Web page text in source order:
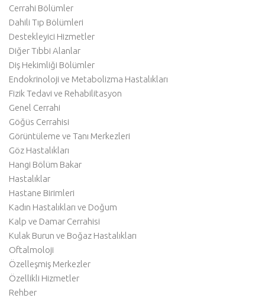
Cerrahi Bölümler
Dahili Tıp Bölümleri
Destekleyici Hizmetler
Diğer Tıbbi Alanlar
Diş Hekimliği Bölümler
Endokrinoloji ve Metabolizma Hastalıkları
Fizik Tedavi ve Rehabilitasyon
Genel Cerrahi
Göğüs Cerrahisi
Görüntüleme ve Tanı Merkezleri
Göz Hastalıkları
Hangi Bölüm Bakar
Hastalıklar
Hastane Birimleri
Kadın Hastalıkları ve Doğum
Kalp ve Damar Cerrahisi
Kulak Burun ve Boğaz Hastalıkları
Oftalmoloji
Özelleşmiş Merkezler
Özellikli Hizmetler
Rehber